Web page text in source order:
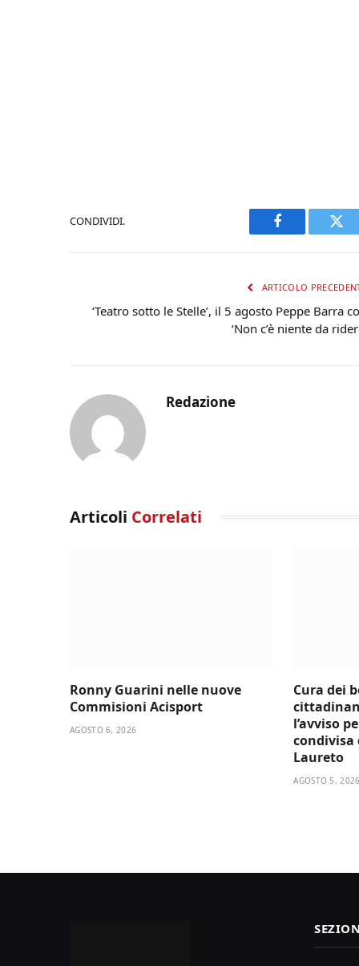
CONDIVIDI.
Facebook
ARTICOLO
‘Teatro sotto le Stelle’, il 5 agosto Peppe Barra
‘Non c’è niente da
Redazione
Articoli Correlati
Ronny Guarini nelle nuove
Commisioni Acisport
AGOSTO 6, 2026
Cura dei
l’avviso
condivisa
Laureto
AGOSTO 5, 2026